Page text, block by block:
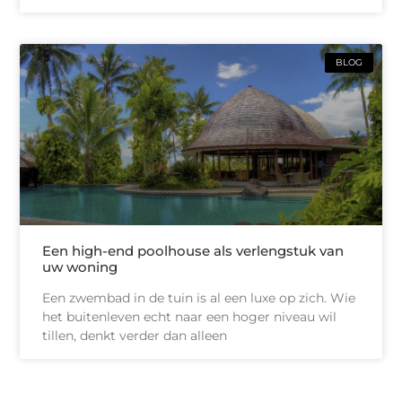
BLOG
Een high-end poolhouse als verlengstuk van
uw woning
Een zwembad in de tuin is al een luxe op zich. Wie
het buitenleven echt naar een hoger niveau wil
tillen, denkt verder dan alleen